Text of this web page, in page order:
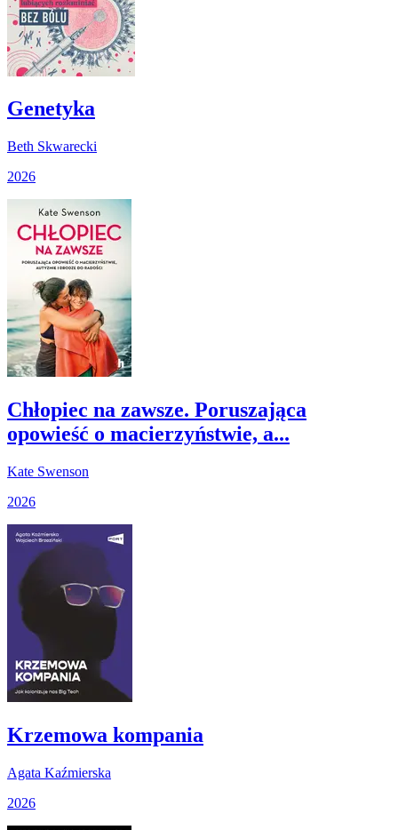
Genetyka
Beth Skwarecki
2026
Chłopiec na zawsze. Poruszająca
opowieść o macierzyństwie, a...
Kate Swenson
2026
Krzemowa kompania
Agata Kaźmierska
2026